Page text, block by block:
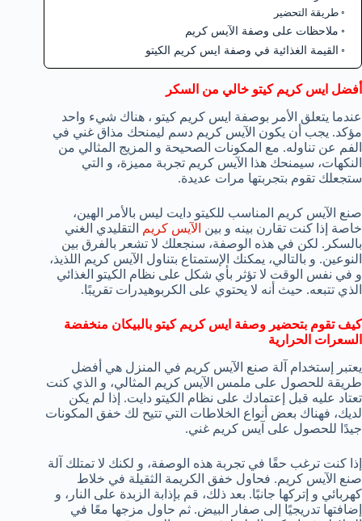
طريقة التحضير
ملاحظات على وصفة الآيس كريم
القيمة الغذائية في وصفة ايس كريم الكيتو
أفضل ايس كريم كيتو خالي من السكر
عندما يتعلق الأمر بوصفة ايس كريم كيتو ، هناك شيء واحد
مؤكد. يجب أن يكون الآيس كريم دسم ليمنحك مذاق غني في
الفم عن تناوله. مع المكونات الصحيحة و المزيج المثالي من
النكهات، سيمنحك هذا الآيس كريم تجربة مميزة، و التي
ستجعلك تقوم بتجربتها مرات عديدة.
صنع الآيس كريم المناسب للكيتو دايت ليس بالأمر الهين،
خاصة إذا كنت تقارن بينه و بين الآيس كريم
التقليدي الغني
بالسكر. لكن في هذه الوصفة، سنجعلك لا تشعر بالفرق بين
النوعين. و بالتالي، يمكنك الإستمتاع بتناول الآيس كريم اللذيذ،
و في نفس الوقت لا تؤثر بأي شكل على نظام الكيتو الغذائي
الذي تتبعه. حيث أنه لا يحتوي على الكربوهيدرات تقريبًا.
كيف تقوم بتحضير وصفة ايس كريم كيتو بالبيكان منخفضة
السعرات الحرارية
يعتبر إستخدام آلة صنع الآيس كريم في المنزل هي أفضل
طريقة للحصول على ملمس الآيس كريم المثالي، و الذي كنت
تعتاد عليه قبل إعتمادك على نظام الكيتو دايت. إذا لم يكن
لديك، فهناك بعض أنواع الخلاطات التي تتيح لك خفق المكونات
جيدًا للحصول على آيس كريم غني.
إذا كنت ترغب حقًا في تجربة هذه الوصفة، و لكنك لا تمتلك آلة
صنع الآيس كريم. فحاول خفق الكريمة الثقيلة في خلاط
كهربائي و إتركها جانبًا. بعد ذلك، قم بإذابة الزبدة على النار، و
إضافتها تدريجيًا إلى صفار البيض. ثم حاول مزجها معًا في